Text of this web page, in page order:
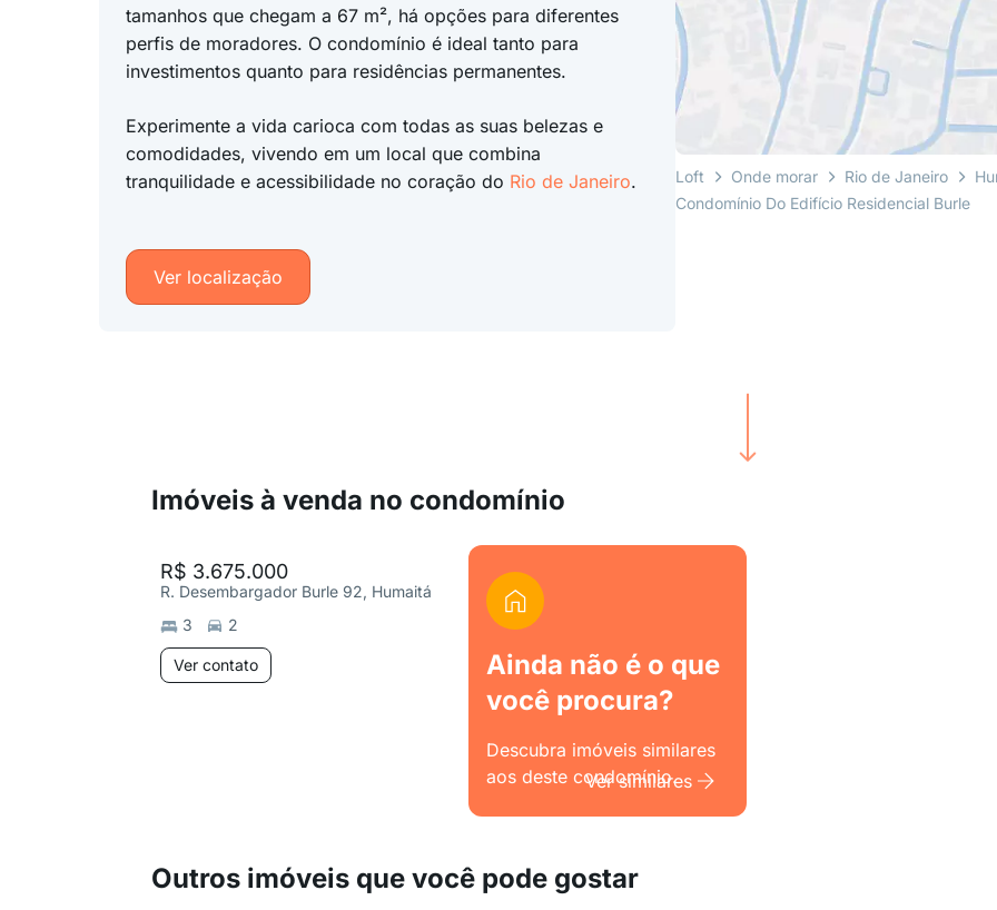
tamanhos que chegam a 67 m², há opções para diferentes
perfis de moradores. O condomínio é ideal tanto para
investimentos quanto para residências permanentes.
Experimente a vida carioca com todas as suas belezas e
comodidades, vivendo em um local que combina
tranquilidade e acessibilidade no coração do Rio de Janeiro.
Ver localização
Loft Onde morar Rio de Janeiro
Condomínio Do Edifício Residencial Burle
Imóveis à venda no condomínio
R$ 3.675.000
R. Desembargador Burle 92, Humaitá
3
2
Ver contato
Ainda não é o que
você procura?
Descubra imóveis similares
aos deste condomínio.
Ver similares
Outros imóveis que você pode gostar